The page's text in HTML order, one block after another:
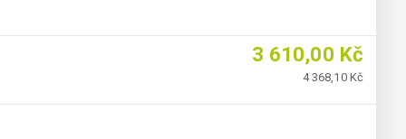
3 610,00 Kč
4 368,10 Kč